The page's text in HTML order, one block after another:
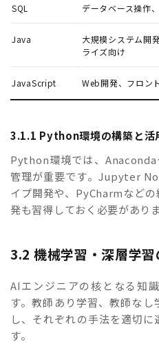
SQL データベース操作
Java
大規模システム開
ライズ向け
JavaScript Web開発、フロン
3.1.1 Python環境の構築と活
Python環境では、
管理が重要です。Jupyter
イプ開発や、PyCharmなど
発も習得しておく必要がありま
3.2 機械学習・深層学
AIエンジニアの核となる知
す。教師あり学習、教師な
し、それぞれの手法を適切
す。